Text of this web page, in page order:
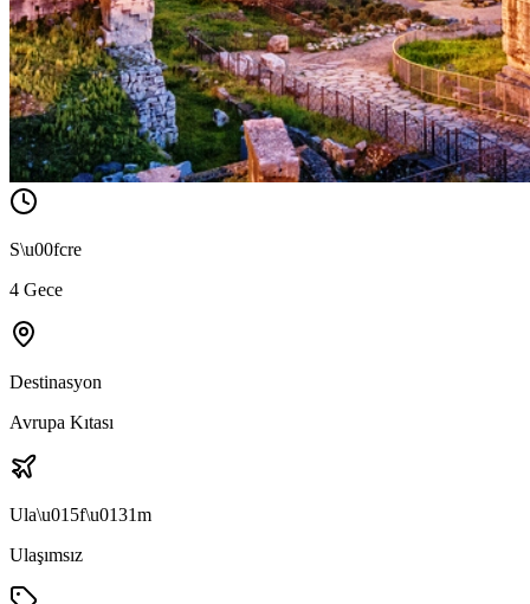
S\u00fcre
4 Gece
Destinasyon
Avrupa Kıtası
Ula\u015f\u0131m
Ulaşımsız